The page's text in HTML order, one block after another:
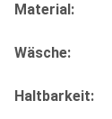
Material:
Wäsche:
Haltbarkeit: